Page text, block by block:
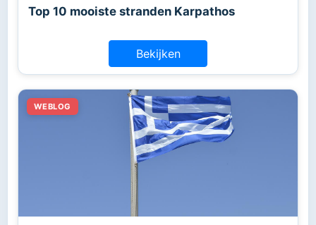
Top 10 mooiste stranden Karpathos
Bekijken